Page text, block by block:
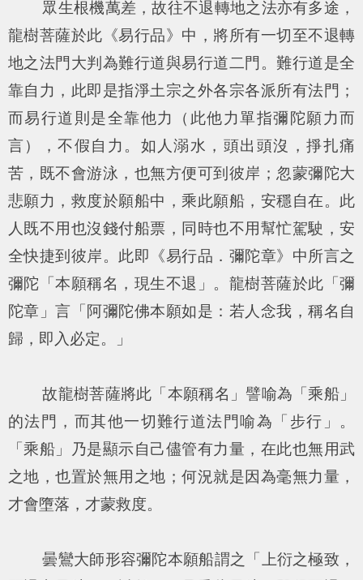
眾生根機萬差，故往不退轉地之法亦有多途，
龍樹菩薩於此《易行品》中，將所有一切至不退轉
地之法門大判為難行道與易行道二門。難行道是全
靠自力，此即是指淨土宗之外各宗各派所有法門；
而易行道則是全靠他力（此他力單指彌陀願力而
言），不假自力。如人溺水，頭出頭沒，掙扎痛
苦，既不會游泳，也無方便可到彼岸；忽蒙彌陀大
悲願力，救度於願船中，乘此願船，安穩自在。此
人既不用也沒錢付船票，同時也不用幫忙駕駛，安
全快捷到彼岸。此即《易行品．彌陀章》中所言之
彌陀「本願稱名，現生不退」。龍樹菩薩於此「彌
陀章」言「阿彌陀佛本願如是：若人念我，稱名自
歸，即入必定。」
故龍樹菩薩將此「本願稱名」譬喻為「乘船」
的法門，而其他一切難行道法門喻為「步行」。
「乘船」乃是顯示自己儘管有力量，在此也無用武
之地，也置於無用之地；何況就是因為毫無力量，
才會墮落，才蒙救度。
曇鸞大師形容彌陀本願船謂之「上衍之極致，